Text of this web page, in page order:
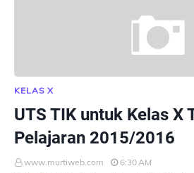
KELAS X
UTS TIK untuk Kelas X
Pelajaran 2015/2016
www.murtiweb.com 6:30 AM